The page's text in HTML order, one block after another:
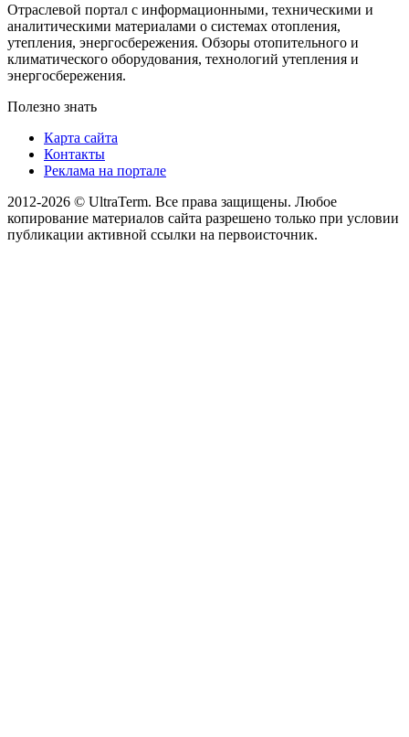
Отраслевой портал с информационными, техническими и
аналитическими материалами о системах отопления,
утепления, энергосбережения. Обзоры отопительного и
климатического оборудования, технологий утепления и
энергосбережения.
Полезно знать
Карта сайта
Контакты
Реклама на портале
2012-2026 © UltraTerm. Все права защищены. Любое
копирование материалов сайта разрешено только при условии
публикации активной ссылки на первоисточник.